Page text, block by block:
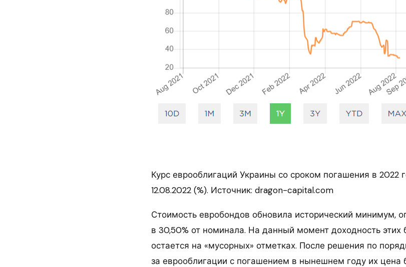
Курс еврооблигаций Украины со сроком погашения в 2022
12.08.2022 (%). Источник: dragon-capital.com
Стоимость евробондов обновила исторический минимум,
в 30,50% от номинала. На данный момент доходность
остается на «мусорных» отметках. После решения по
за еврооблигации с погашением в нынешнем году их цена